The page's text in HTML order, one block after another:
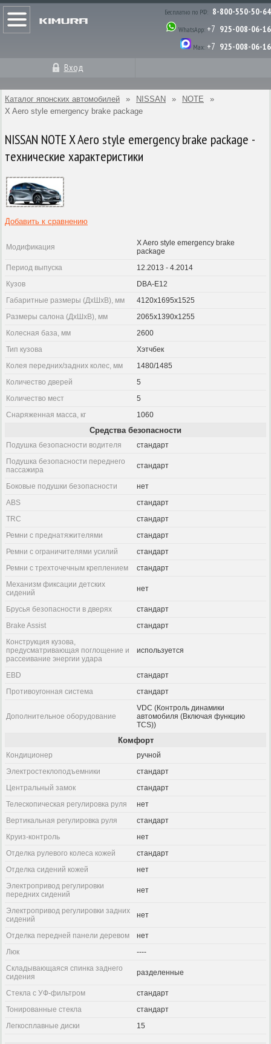
Бесплатно по РФ: 8-800-550-50-64
WhatsApp: +7 925-008-06-16
Max: +7 925-008-06-16
Вход
Каталог японских автомобилей » NISSAN » NOTE
»
X Aero style emergency brake package
NISSAN NOTE X Aero style emergency brake package -
технические характеристики
Добавить к сравнению
Модификация
X Aero style emergency brake
package
Период выпуска
12.2013 - 4.2014
Кузов
DBA-E12
Габаритные размеры (ДхШхВ), мм
4120x1695x1525
Размеры салона (ДхШхВ), мм
2065x1390x1255
Колесная база, мм
2600
Тип кузова
Хэтчбек
Колея передних/задних колес, мм
1480/1485
Количество дверей
5
Количество мест
5
Снаряженная масса, кг
1060
Средства безопасности
Подушка безопасности водителя
стандарт
Подушка безопасности переднего
пассажира
стандарт
Боковые подушки безопасности
нет
ABS
стандарт
TRC
стандарт
Ремни с преднатяжителями
стандарт
Ремни с ограничителями усилий
стандарт
Ремни с трехточечным креплением
стандарт
Механизм фиксации детских
сидений
нет
Брусья безопасности в дверях
стандарт
Brake Assist
стандарт
Конструкция кузова,
предусматривающая поглощение и
рассеивание энергии удара
используется
EBD
стандарт
Противоугонная система
стандарт
Дополнительное оборудование
VDC (Контроль динамики
автомобиля (Включая функцию
TCS))
Комфорт
Кондиционер
ручной
Электростеклоподъемники
стандарт
Центральный замок
стандарт
Телескопическая регулировка руля
нет
Вертикальная регулировка руля
стандарт
Круиз-контроль
нет
Отделка рулевого колеса кожей
стандарт
Отделка сидений кожей
нет
Электропривод регулировки
передних сидений
нет
Электропривод регулировки задних
сидений
нет
Отделка передней панели деревом
нет
Люк
----
Складывающаяся спинка заднего
сидения
разделенные
Стекла с УФ-фильтром
стандарт
Тонированные стекла
стандарт
Легкосплавные диски
15